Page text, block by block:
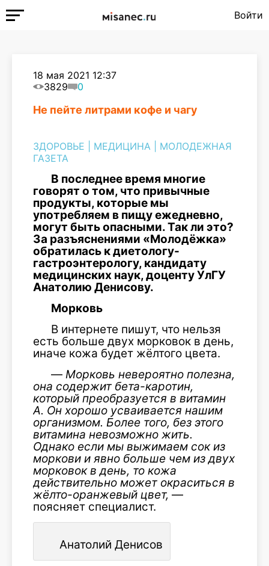
Войти
18 мая 2021 12:37
3829
0
Не пейте литрами кофе и чагу
ЗДОРОВЬЕ МЕДИЦИНА
МОЛОДЕЖНАЯ
ГАЗЕТА
В последнее время многие
говорят о том, что привычные
продукты, которые мы
употребляем в пищу ежедневно,
могут быть опасными. Так ли это?
За разъяснениями «Молодёжка»
обратилась к диетологу-
гастроэнтерологу, кандидату
медицинских наук, доценту УлГУ
Анатолию Денисову.
Морковь
В интернете пишут, что нельзя
есть больше двух морковок в день,
иначе кожа будет жёлтого цвета.
— Морковь невероятно полезна,
она содержит бета-каротин,
который преобразуется в витамин
А. Он хорошо усваивается нашим
организмом. Более того, без этого
витамина невозможно жить.
Однако если мы выжимаем сок из
моркови и явно больше чем из двух
морковок в день, то кожа
действительно может окраситься в
жёлто-оранжевый цвет, —
поясняет специалист.
Анатолий Денисов